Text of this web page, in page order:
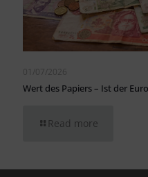
01/07/2026
Wert des Papiers – Ist der
Read more